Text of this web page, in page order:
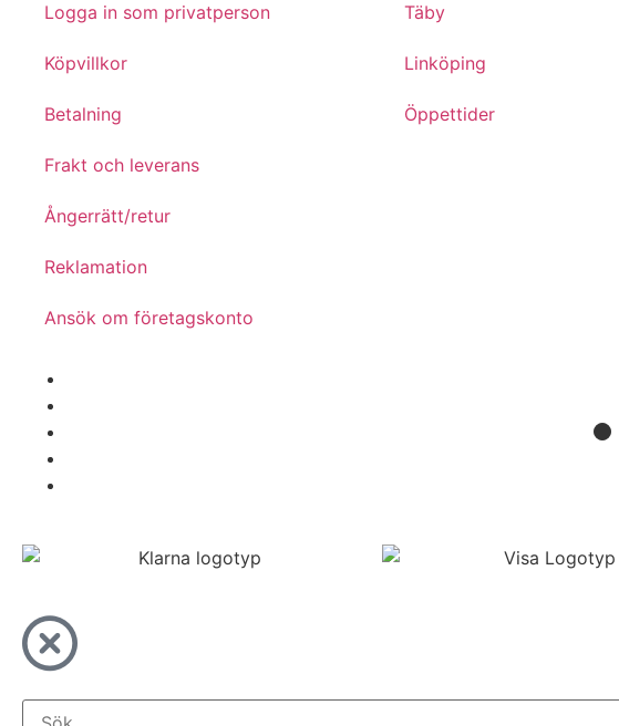
Logga in som privatperson
Köpvillkor
Betalning
Frakt och leverans
Ångerrätt/retur
Reklamation
Ansök om företagskonto
Täby
Linköping
Öppettider